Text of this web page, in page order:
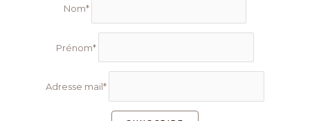
Nom*
Prénom*
Adresse mail*